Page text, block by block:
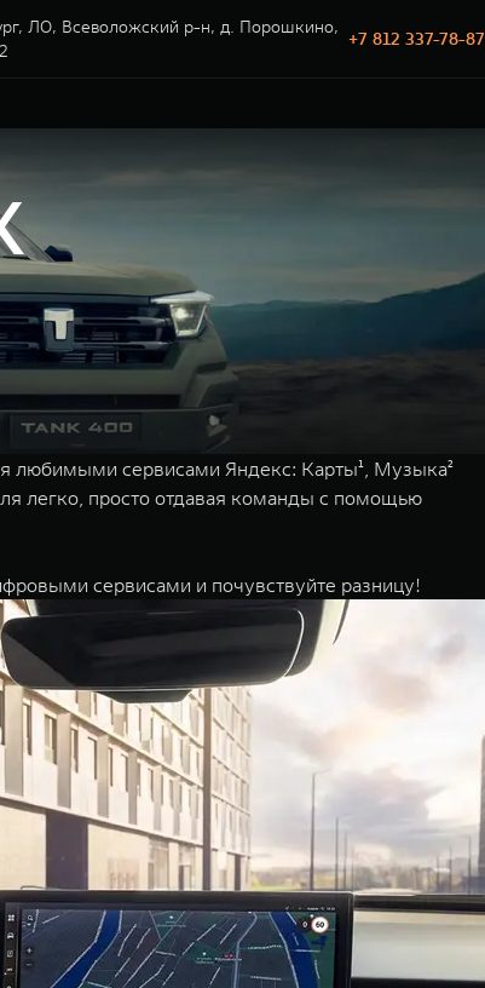
ЛО, Всеволожский р-н, д. Порошкино,
+7 812 337-78-87
любимыми сервисами Яндекс: Карты¹, Музыка²
легко, просто отдавая команды с помощью
сервисами и почувствуйте разницу!